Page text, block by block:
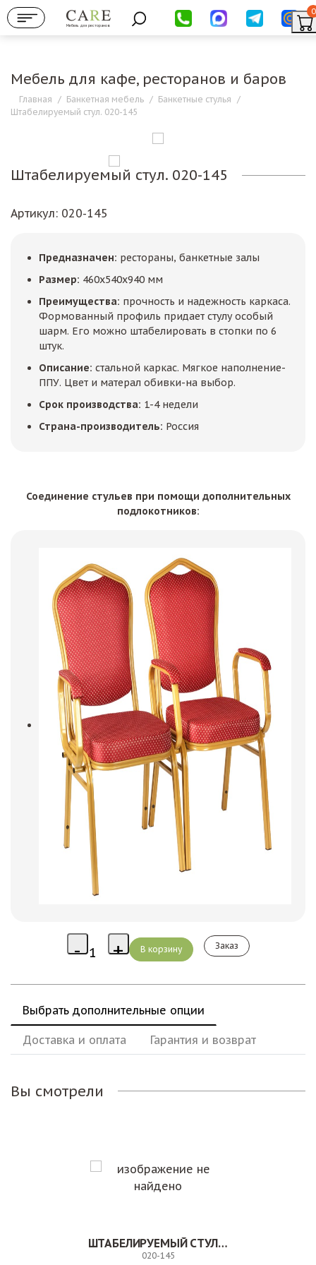
Мебель для ресторанов
0
Мебель для кафе, ресторанов и баров
Главная / Банкетная мебель / Банкетные стулья /
Штабелируемый стул. 020-145
Штабелируемый стул. 020-145
Артикул: 020-145
Предназначен: рестораны, банкетные залы
Размер: 460х540х940 мм
Преимущества: прочность и надежность каркаса.
Формованный профиль придает стулу особый
шарм. Его можно штабелировать в стопки по 6
штук.
Описание: стальной каркас. Мягкое наполнение-
ППУ. Цвет и матерал обивки-на выбор.
Срок производства: 1-4 недели
Страна-производитель: Россия
Соединение стульев при помощи дополнительных
подлокотников:
Заказ
Выбрать дополнительные опции
Доставка и оплата Гарантия и возврат
Вы смотрели
ШТАБЕЛИРУЕМЫЙ СТУЛ. 020-145
020-145